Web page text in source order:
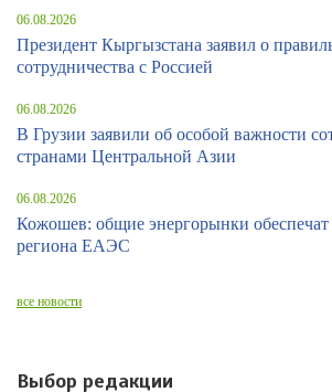
06.08.2026
Президент Кыргызстана заявил о
сотрудничества с Россией
06.08.2026
В Грузии заявили об особой важности
странами Центральной Азии
06.08.2026
Кожошев: общие энергорынки обеспечат
региона ЕАЭС
все новости
Выбор редакции